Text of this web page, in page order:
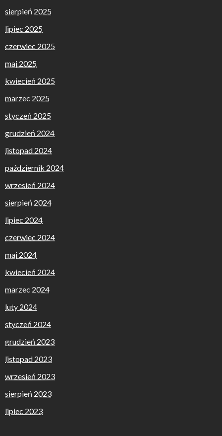
sierpień 2025
lipiec 2025
czerwiec 2025
maj 2025
kwiecień 2025
marzec 2025
styczeń 2025
grudzień 2024
listopad 2024
październik 2024
wrzesień 2024
sierpień 2024
lipiec 2024
czerwiec 2024
maj 2024
kwiecień 2024
marzec 2024
luty 2024
styczeń 2024
grudzień 2023
listopad 2023
wrzesień 2023
sierpień 2023
lipiec 2023